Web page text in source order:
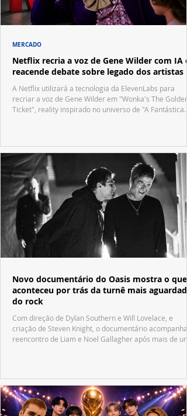
Netflix recria a voz de Gene Wilder com IA e
reacende debate sobre legado dos artistas
A Netflix utilizará a tecnologia da ElevenLabs para
recriar a voz de Gene Wilder em "Wonka's The Golden
Ticket", reality inspirado no universo de "A Fantástica
MERCADO
Novo documentário do Oasis mostra o que
aconteceu por trás da turnê mais aguardada
do rock
Com direção de Dylan Southern e Will Lovelace, e
criação de Steven Knight, o documentário acompanha
reencontro de Liam e Noel Gallagher após mais de